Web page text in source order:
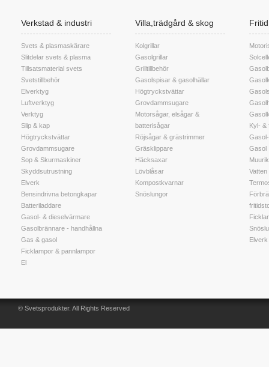
Verkstad & industri
Svets & plasmaskärare
Slitdelar svets & plasma
Tillsatsmaterial svets
Svetstillbehör
Elverktyg
Luftverktyg
Verktyg
Slip & kap
Högtryckstvättar
Grovdammsugare
Sop & Skurmaskiner
Skyddsutrustning
Elverk
Bensindrivna betongkapar
Batteriladdare
Gasol- & dieselvärmare
Gasolbrännare - handhållna
Gas & gasol
Ficklampor & pannlampor
El
Villa,trädgård & skog
Kolgrillar
Gasolgrillar
Grilltillbehör
Gasolspisar & gasolhällar
Högtryckstvättar
Grovdammsugare
Motorsågar, elsågar &
batterisågar
Röjsågar & grästrimmer
Gräsklippare
Häcksaxar
Lövblåsar
Kompostkvarnar
Snöslungor
Kyl- &
Gasol
Vatten
Elverk
© Svetsprodukter. All Rights Reserved